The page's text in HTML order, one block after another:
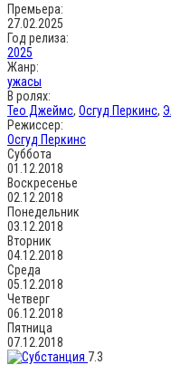
Премьера:
27.02.2025
Год релиза:
2025
Жанр:
ужасы
В ролях:
Тео Джеймс, Осгуд Перкинс,
Режиссер:
Осгуд Перкинс
Суббота
01.12.2018
Воскресенье
02.12.2018
Понедельник
03.12.2018
Вторник
04.12.2018
Среда
05.12.2018
Четверг
06.12.2018
Пятница
07.12.2018
7.3